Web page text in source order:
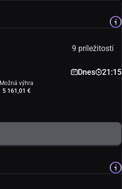
9 príležitostí
Dnes 21:15
Možná výhra
5 161,01 €